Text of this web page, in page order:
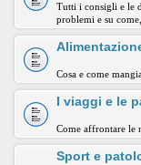
Tutti i consigli e le
problemi e su
Cosa e come
I viaggi e le
Come affrontare le
Sport e